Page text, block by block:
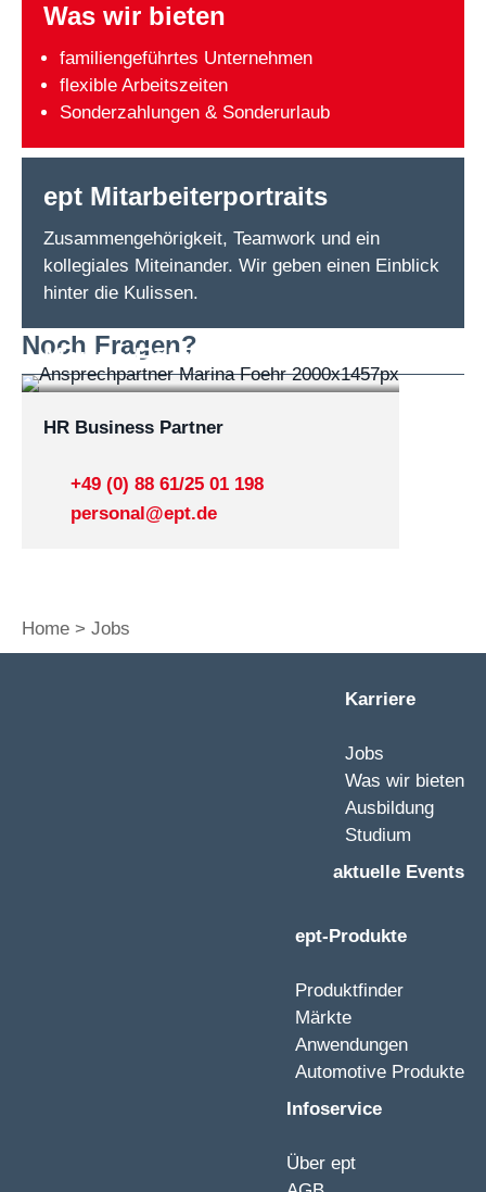
Was wir bieten
familiengeführtes Unternehmen
flexible Arbeitszeiten
Sonderzahlungen & Sonderurlaub
ept Mitarbeiterportraits
Zusammengehörigkeit, Teamwork und ein
kollegiales Miteinander. Wir geben einen Einblick
hinter die Kulissen.
Noch Fragen?
Marina Föhr
HR Business Partner
+49 (0) 88 61/25 01 198
personal@ept.de
Home Jobs
Karriere
Jobs
Was wir bieten
Ausbildung
Studium
aktuelle Events
ept-Produkte
Produktfinder
Märkte
Anwendungen
Automotive Produkte
Infoservice
Über ept